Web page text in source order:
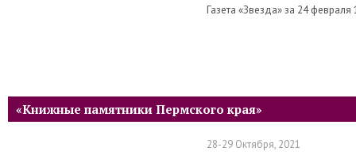
Газета «Звезда» за 24 февраля
«Книжные памятники Пермского края»
28-29 Октября, 2021